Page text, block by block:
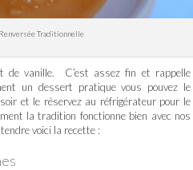
Traditionnelle
de vanille. C’est assez fin et rappelle
un dessert pratique vous pouvez le
et le réservez au réfrigérateur pour le
la tradition fonctionne bien avec nos
voici la recette :